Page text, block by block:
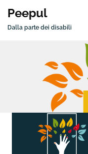
Peepul
Dalla parte dei disabili